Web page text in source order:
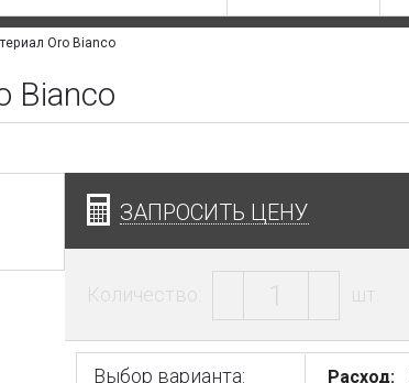
Oro Bianco
Bianco
ЗАПРОСИТЬ ЦЕНУ
Количество: шт.
Выбор варианта: Расход: